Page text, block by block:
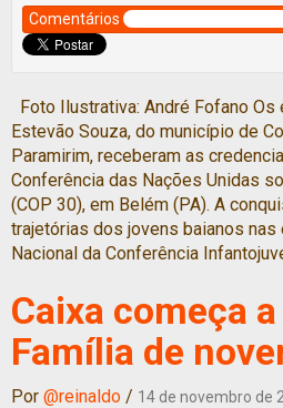
Comentários
Foto Ilustrativa: André Fofano
Estevão Souza, do município de
Paramirim, receberam as
Conferência das Nações Unidas
(COP 30), em Belém (PA). A
trajetórias dos jovens baianos nas
Nacional da Conferência
Caixa começa
Família de
Por @reinaldo / 14 de novembro de